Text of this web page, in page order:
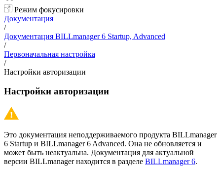
Режим фокусировки
Документация
/
Документация BILLmanager 6 Startup, Advanced
/
Первоначальная настройка
/
Настройки авторизации
Настройки авторизации
Это документация неподдерживаемого продукта BILLmanager
6 Startup и BILLmanager 6 Advanced. Она не обновляется и
может быть неактуальна. Документация для актуальной
версии BILLmanager находится в разделе BILLmanager 6.